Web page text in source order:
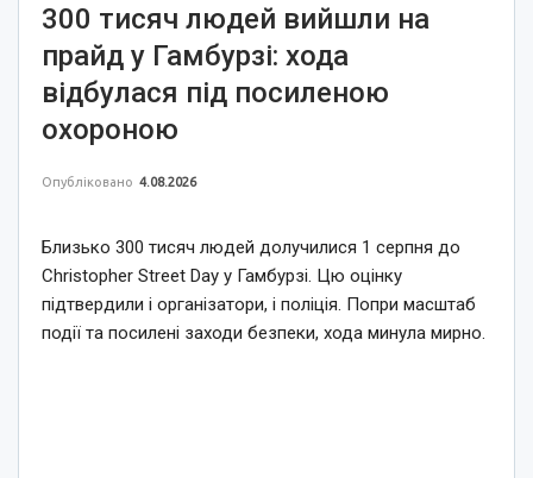
300 тисяч людей вийшли на
прайд у Гамбурзі: хода
відбулася під посиленою
охороною
Опубліковано 4.08.2026
Близько 300 тисяч людей долучилися 1 серпня до
Christopher Street Day у Гамбурзі. Цю оцінку
підтвердили і організатори, і поліція. Попри масштаб
події та посилені заходи безпеки, хода минула мирно.